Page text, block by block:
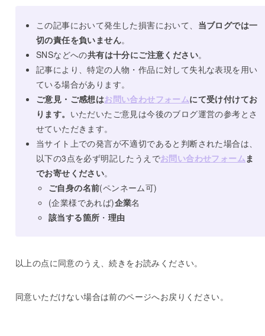
この記事において発生した損害において、 当ブログでは一
切の責任を負いません。
SNSなどへの共有は十分にご注意ください。
記事により、特定の人物・作品に対して失礼な表現を用い
ている場合があります。
ご意見・ご感想はお問い合わせフォームにて受け付けてお
ります。 いただいたご意見は今後のブログ運営の参考とさ
せていただきます。
当サイト上での発言が不適切であると判断された場合は、
以下の3点を必ず明記したうえでお問い合わせフォーム ま
でお寄せください。
ご自身の名前(ペンネーム可)
(企業様であれば)企業名
該当する箇所 ・ 理由
以上の点に同意のうえ、続きをお読みください。
同意いただけない場合は前のページへお戻りください。